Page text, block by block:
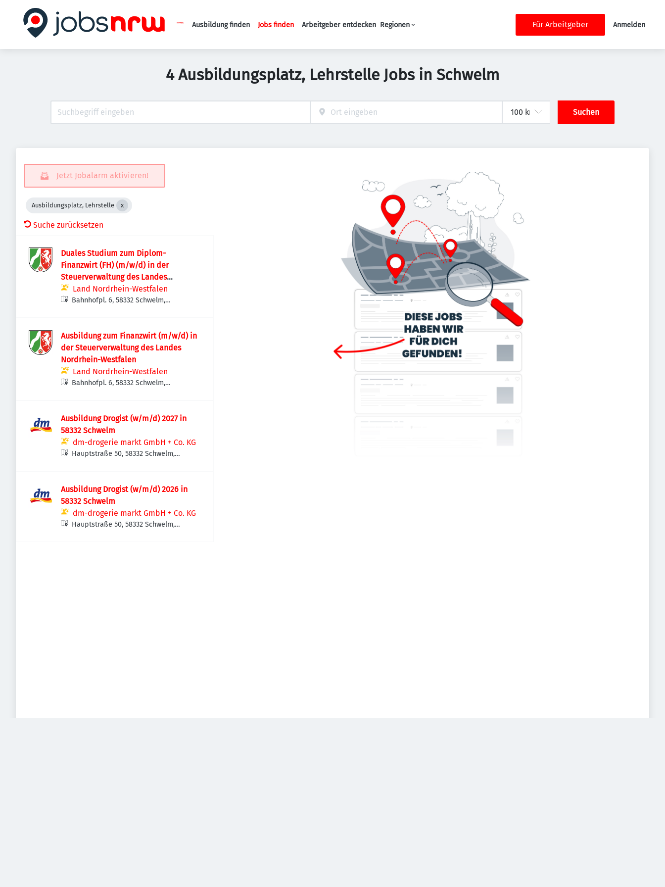
Haupt-Navigation
Ausbildung finden Jobs finden Arbeitgeber entdecken Regionen Für Arbeitgeber Anmelden
4 Ausbildungsplatz, Lehrstelle Jobs in Schwelm
Suchen
Jetzt Jobalarm aktivieren!
Ausbildungsplatz, Lehrstelle
Suche zurücksetzen
Duales Studium zum Diplom-
Finanzwirt (FH) (m/w/d) in der
Steuerverwaltung des Landes
Nordrhein-Westfalen
Land Nordrhein-Westfalen
Bahnhofpl. 6, 58332 Schwelm,
Ausbildung zum Finanzwirt (m/w/d) in
der Steuerverwaltung des Landes
Nordrhein-Westfalen
Land Nordrhein-Westfalen
Bahnhofpl. 6, 58332 Schwelm,
Ausbildung Drogist (w/m/d) 2027 in
58332 Schwelm
dm-drogerie markt GmbH + Co. KG
Hauptstraße 50, 58332 Schwelm,
Ausbildung Drogist (w/m/d) 2026 in
58332 Schwelm
dm-drogerie markt GmbH + Co. KG
Hauptstraße 50, 58332 Schwelm,